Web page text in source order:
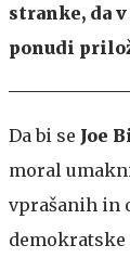
stranke, da
ponudi
Da bi se Joe
moral
vprašanih in
demokratske